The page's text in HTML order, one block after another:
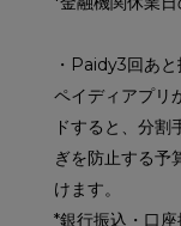
・Paidy3回あと
ペイディアプリ
ドすると、分割
ぎを防止する予
けます。
*銀行振込・口